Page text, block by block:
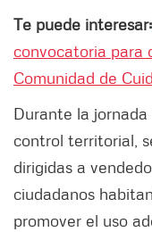
Te puede interesar:
convocatoria para
Comunidad de
Durante la jornada
control territorial,
dirigidas a
ciudadanos
promover el uso